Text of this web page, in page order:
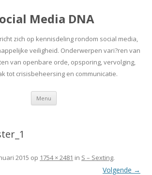
Media DNA
zich op kennisdeling rondom social media,
veiligheid. Onderwerpen vari?ren van
van openbare orde, opsporing, vervolging,
tot crisisbeheersing en communicatie.
Menu Spring
inhoud
2015 op 1754 × 2481 in S – Sexting.
Volgende →